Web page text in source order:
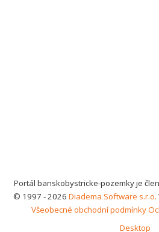
Portál banskobystricke-pozemky je
© 1997 - 2026 Diadema Software s.r.o.
Všeobecné obchodní podmínky
Desktop